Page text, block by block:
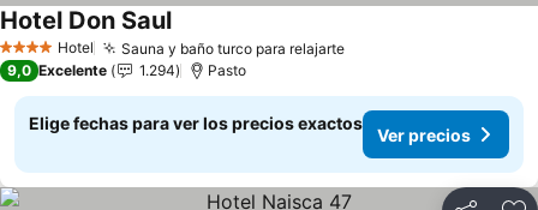
4 EstrellasHotel Sauna y baño turco para relajarteVer precios
Hotel Don SaulVer precios
9,0 Excelente 1.294 Pasto
Elige fechas para ver los precios exactos
Ver precios